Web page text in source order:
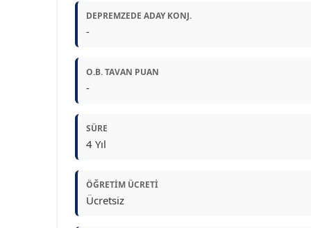
DEPREMZEDE ADAY KONJ.
-
O.B. TAVAN PUAN
-
SÜRE
4 Yıl
ÖĞRETIM ÜCRETI
Ücretsiz